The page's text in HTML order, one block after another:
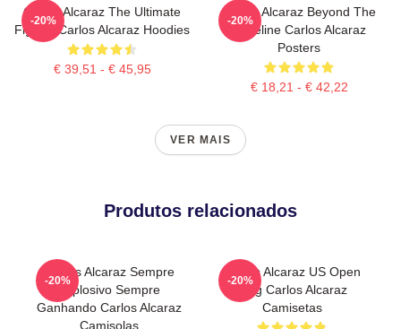
Carlos Alcaraz The Ultimate
Fighter Carlos Alcaraz Hoodies
€ 39,51 - € 45,95
-20%
Carlos Alcaraz Beyond The
Baseline Carlos Alcaraz
Posters
€ 18,21 - € 42,22
-20%
VER MAIS
Produtos relacionados
Carlos Alcaraz Sempre
Explosivo Sempre
Ganhando Carlos Alcaraz
Camisolas
-20%
Carlos Alcaraz US Open
King Carlos Alcaraz
Camisetas
-20%